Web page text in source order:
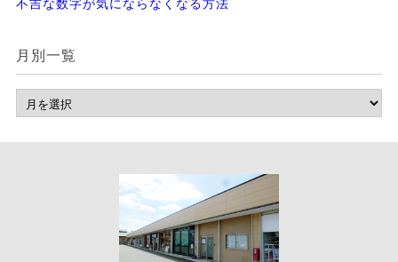
不吉な数字が気にならなくなる方法
月別一覧